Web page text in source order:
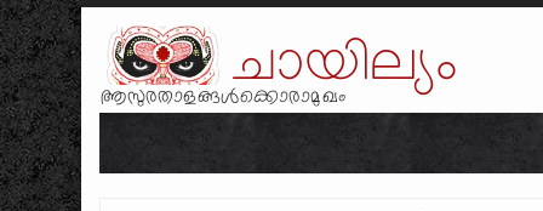
ചായില്യം
ആസുരതാളങ്ങൾക്കൊരാമുഖം